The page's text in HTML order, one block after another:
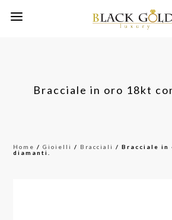
Bracciale in oro 18kt
Home /Gioielli / Bracciali / Bracciale in
diamanti.